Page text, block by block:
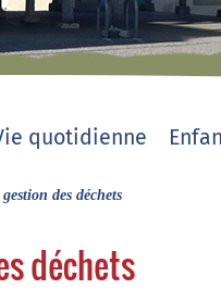
quotidienne
des déchets
déchets